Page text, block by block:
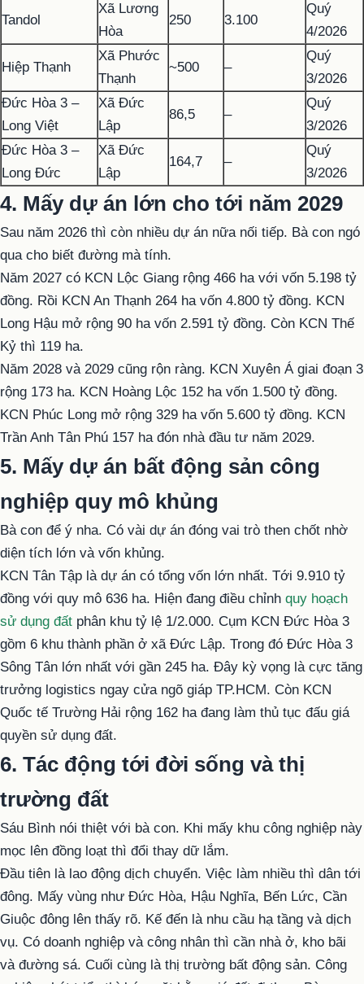
Tandol
Xã Lương
Hòa
250 3.100
Quý
4/2026
Hiệp Thạnh
Xã Phước
Thạnh
~500 –
Quý
3/2026
Đức Hòa 3 –
Long Việt
Xã Đức
Lập
86,5 –
Quý
3/2026
Đức Hòa 3 –
Long Đức
Xã Đức
Lập
164,7 –
Quý
3/2026
4. Mấy dự án lớn cho tới năm 2029
Sau năm 2026 thì còn nhiều dự án nữa nối tiếp. Bà con ngó
qua cho biết đường mà tính.
Năm 2027 có KCN Lộc Giang rộng 466 ha với vốn 5.198 tỷ
đồng. Rồi KCN An Thạnh 264 ha vốn 4.800 tỷ đồng. KCN
Long Hậu mở rộng 90 ha vốn 2.591 tỷ đồng. Còn KCN Thế
Kỷ thì 119 ha.
Năm 2028 và 2029 cũng rộn ràng. KCN Xuyên Á giai đoạn 3
rộng 173 ha. KCN Hoàng Lộc 152 ha vốn 1.500 tỷ đồng.
KCN Phúc Long mở rộng 329 ha vốn 5.600 tỷ đồng. KCN
Trần Anh Tân Phú 157 ha đón nhà đầu tư năm 2029.
5. Mấy dự án bất động sản công
nghiệp quy mô khủng
Bà con để ý nha. Có vài dự án đóng vai trò then chốt nhờ
diện tích lớn và vốn khủng.
KCN Tân Tập là dự án có tổng vốn lớn nhất. Tới 9.910 tỷ
đồng với quy mô 636 ha. Hiện đang điều chỉnh quy hoạch
sử dụng đất phân khu tỷ lệ 1/2.000. Cụm KCN Đức Hòa 3
gồm 6 khu thành phần ở xã Đức Lập. Trong đó Đức Hòa 3
Sông Tân lớn nhất với gần 245 ha. Đây kỳ vọng là cực tăng
trưởng logistics ngay cửa ngõ giáp TP.HCM. Còn KCN
Quốc tế Trường Hải rộng 162 ha đang làm thủ tục đấu giá
quyền sử dụng đất.
6. Tác động tới đời sống và thị
trường đất
Sáu Bình nói thiệt với bà con. Khi mấy khu công nghiệp này
mọc lên đồng loạt thì đổi thay dữ lắm.
Đầu tiên là lao động dịch chuyển. Việc làm nhiều thì dân tới
đông. Mấy vùng như Đức Hòa, Hậu Nghĩa, Bến Lức, Cần
Giuộc đông lên thấy rõ. Kế đến là nhu cầu hạ tầng và dịch
vụ. Có doanh nghiệp và công nhân thì cần nhà ở, kho bãi
và đường sá. Cuối cùng là thị trường bất động sản. Công